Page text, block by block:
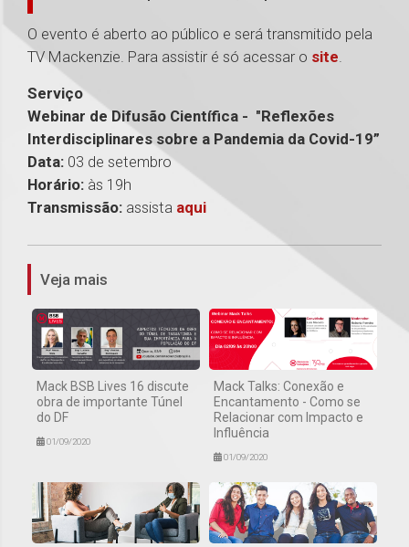
O evento é aberto ao público e será transmitido pela
TV Mackenzie. Para assistir é só acessar o site.
Serviço
Webinar de Difusão Científica - "Reflexões
Interdisciplinares sobre a Pandemia da Covid-19”
Data: 03 de setembro
Horário: às 19h
Transmissão: assista aqui
1
Veja mais
Mack BSB Lives 16 discute
obra de importante Túnel
do DF
01/09/2020
Mack Talks: Conexão e
Encantamento - Como se
Relacionar com Impacto e
Influência
01/09/2020